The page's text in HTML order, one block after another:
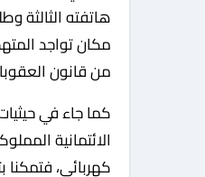
هاتفته الثالثة
من قانون
كما جاء في
الائتمانية
كهربائي،